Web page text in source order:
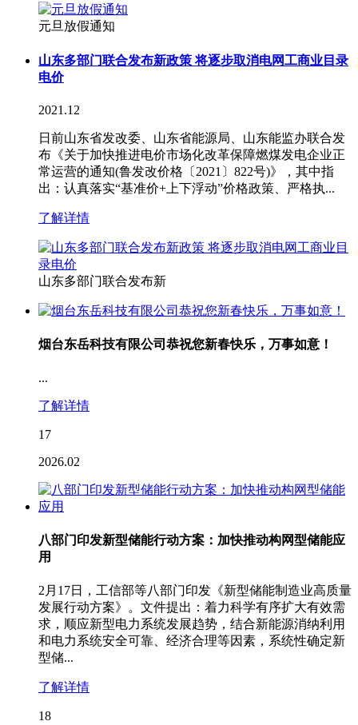
元旦放假通知
山东多部门联合发布新政策 将逐步取消电网工商业目录
电价
2021.12
日前山东省发改委、山东省能源局、山东能监办联合发
布《关于加快推进电价市场化改革保障燃煤发电企业正
常运营的通知(鲁发改价格〔2021〕822号)》，其中指
出：认真落实“基准价+上下浮动”价格政策、严格执...
了解详情
山东多部门联合发布新
烟台东岳科技有限公司恭祝您新春快乐，万事如意！
...
了解详情
17
2026.02
八部门印发新型储能行动方案：加快推动构网型储能应
用
2月17日，工信部等八部门印发《新型储能制造业高质量
发展行动方案》。文件提出：着力科学有序扩大有效需
求，顺应新型电力系统发展趋势，结合新能源消纳利用
和电力系统安全可靠、经济合理等因素，系统性确定新
型储...
了解详情
18